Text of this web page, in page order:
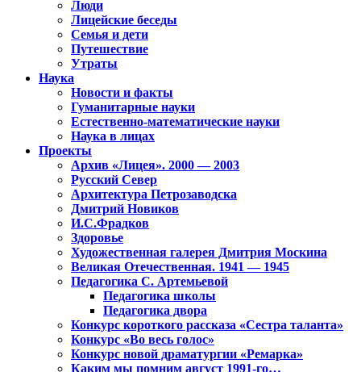
Люди
Лицейские беседы
Семья и дети
Путешествие
Утраты
Наука
Новости и факты
Гуманитарные науки
Естественно-математические науки
Наука в лицах
Проекты
Архив «Лицея». 2000 — 2003
Русский Север
Архитектура Петрозаводска
Дмитрий Новиков
И.С.Фрадков
Здоровье
Художественная галерея Дмитрия Москина
Великая Отечественная. 1941 — 1945
Педагогика С. Артемьевой
Педагогика школы
Педагогика двора
Конкурс короткого рассказа «Сестра таланта»
Конкурс «Во весь голос»
Конкурс новой драматургии «Ремарка»
Каким мы помним август 1991-го…